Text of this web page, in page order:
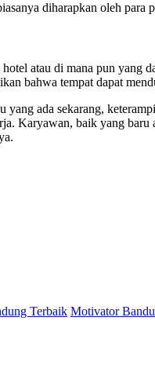
diharapkan oleh para
atau di mana pun yang
bahwa tempat dapat
ada sekarang,
Karyawan, baik yang baru
Terbaik Motivator